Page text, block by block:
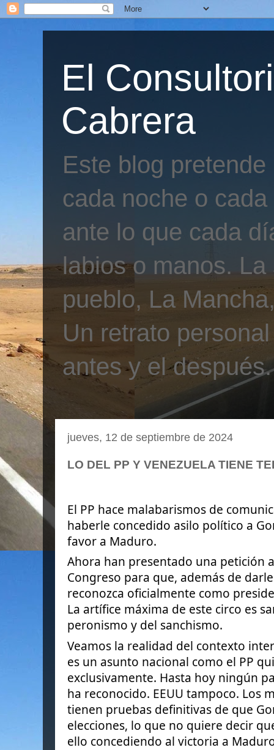
El
Cabrera
Este blog
cada noche o
ante lo que cada
labios o manos.
pueblo, La
Un retrato
antes y el después.
jueves, 12 de septiembre de 2024
LO DEL PP Y VENEZUELA TIENE
El PP hace malabarismos de
haberle concedido asilo político a
favor a Maduro.
Ahora han presentado una petición
Congreso para que, además de
reconozca oficialmente como
La artífice máxima de este circo es
peronismo y del sanchismo.
Veamos la realidad del contexto
es un asunto nacional como el PP
exclusivamente. Hasta hoy ningún
ha reconocido. EEUU tampoco. Los
tienen pruebas definitivas de que
elecciones, lo que no quiere decir
ello concediendo al victoria a